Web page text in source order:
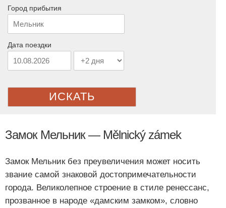
Город прибытия
Дата поездки
ИСКАТЬ
Замок Мельник — Mělnický zámek
Замок Мельник без преувеличения может носить
звание самой знаковой достопримечательности
города. Великолепное строение в стиле ренессанс,
прозванное в народе «дамским замком», словно